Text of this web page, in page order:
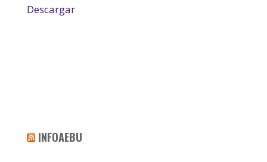
Descargar
INFOAEBU